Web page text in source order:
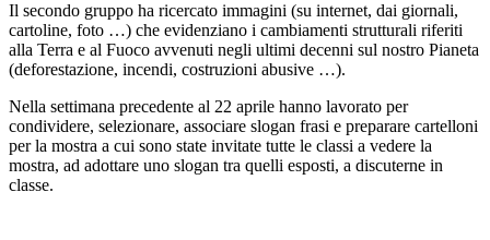
Il secondo gruppo ha ricercato immagini (su internet, dai giornali,
cartoline, foto …) che evidenziano i cambiamenti strutturali riferiti
alla Terra e al Fuoco avvenuti negli ultimi decenni sul nostro Pianeta
(deforestazione, incendi, costruzioni abusive …).
Nella settimana precedente al 22 aprile hanno lavorato per
condividere, selezionare, associare slogan frasi e preparare cartelloni
per la mostra a cui sono state invitate tutte le classi a vedere la
mostra, ad adottare uno slogan tra quelli esposti, a discuterne in
classe.